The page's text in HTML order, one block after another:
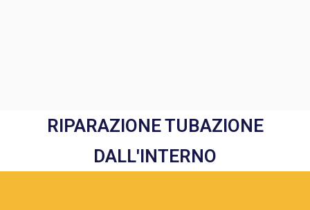
RIPARAZIONE TUBAZIONE
DALL'INTERNO